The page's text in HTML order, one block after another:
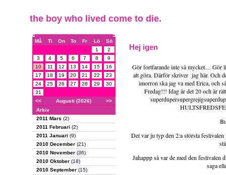
the boy who lived come to die.
Må Ti On To Fr Lö
Sö
1
2
3
4 5 6 7 8
9
10
11 12 13 14 15
16
17
18 19 20 21 22
23
24
25 26 27 28 29
30
31
<<
Augusti (2026)
>>
Arkiv
2011 Mars (2)
2011 Februari (2)
2011 Januari (9)
2010 December (21)
2010 November (36)
2010 Oktober (18)
2010 September (15)
Hej igen
Gör fortfarande inte så mycket.... Gör
att göra. Därför skriver jag här. Och
imorron ska jag va med Erica, och
Fredag!!! Idag är det 20 och är
Det var ju typ den 2:a största
Jahappp så var de med den festivalen
saga